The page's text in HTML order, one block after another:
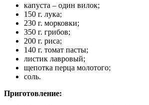
капуста – один вилок;
150 г. лука;
230 г. морковки;
350 г. грибов;
200 г. риса;
140 г. томат пасты;
листик лавровый;
щепотка перца молотого;
соль.
Приготовление: